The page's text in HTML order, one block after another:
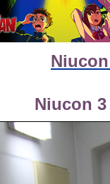
Niucon